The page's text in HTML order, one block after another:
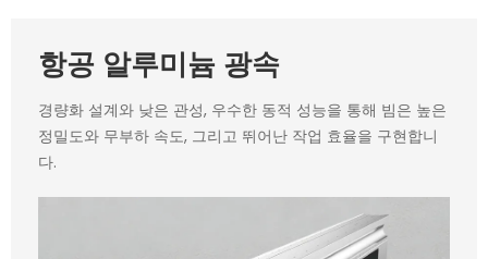
항공 알루미늄 광속
경량화 설계와 낮은 관성, 우수한 동적 성능을 통해 빔은 높은
정밀도와 무부하 속도, 그리고 뛰어난 작업 효율을 구현합니
다.